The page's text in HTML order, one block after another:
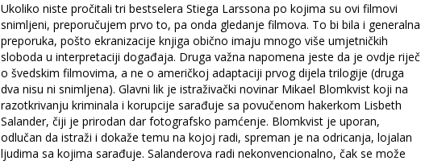
Ukoliko niste pročitali tri bestselera Stiega Larssona po kojima su ovi filmovi
snimljeni, preporučujem prvo to, pa onda gledanje filmova. To bi bila i generalna
preporuka, pošto ekranizacije knjiga obično imaju mnogo više umjetničkih
sloboda u interpretaciji događaja. Druga važna napomena jeste da je ovdje riječ
o švedskim filmovima, a ne o američkoj adaptaciji prvog dijela trilogije (druga
dva nisu ni snimljena). Glavni lik je istraživački novinar Mikael Blomkvist koji na
razotkrivanju kriminala i korupcije sarađuje sa povučenom hakerkom Lisbeth
Salander, čiji je prirodan dar fotografsko pamćenje. Blomkvist je uporan,
odlučan da istraži i dokaže temu na kojoj radi, spreman je na odricanja, lojalan
ljudima sa kojima sarađuje. Salanderova radi nekonvencionalno, čak se može